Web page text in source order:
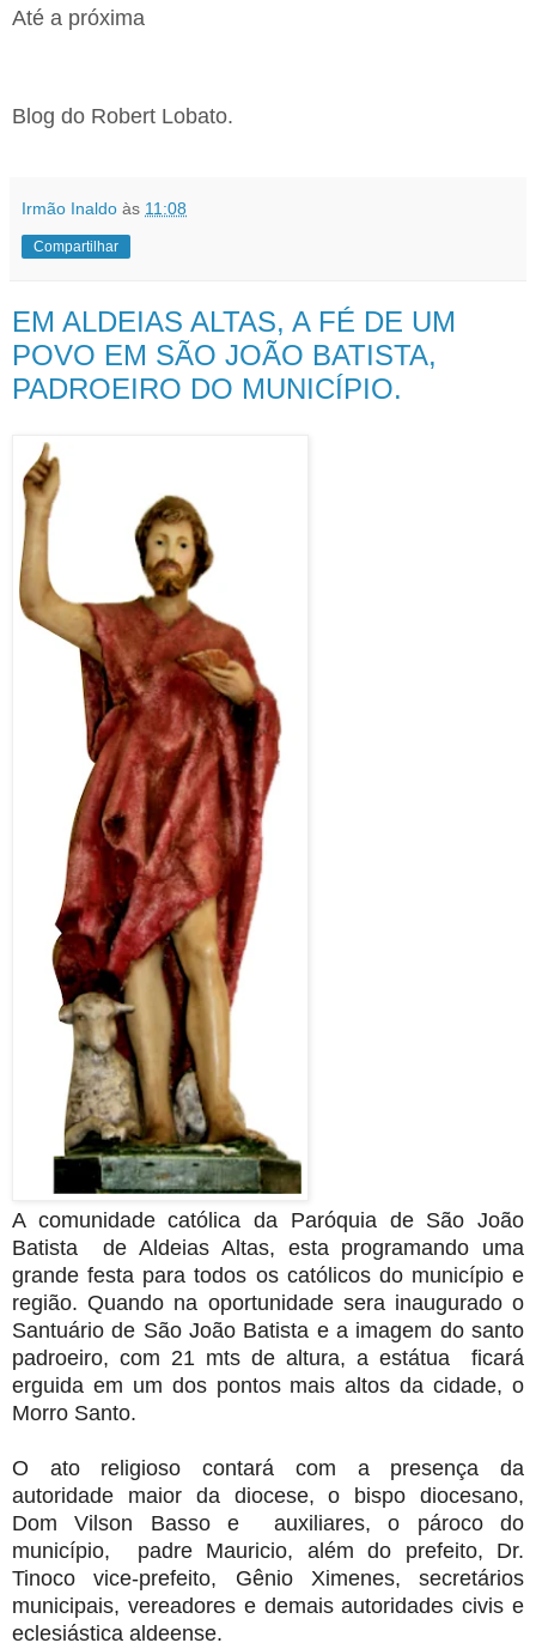
Até a próxima
Blog do Robert Lobato.
Irmão Inaldo às 11:08
Compartilhar
EM ALDEIAS ALTAS, A FÉ DE UM
POVO EM SÃO JOÃO BATISTA,
PADROEIRO DO MUNICÍPIO.
A comunidade católica da Paróquia de São João
Batista de Aldeias Altas, esta programando uma
grande festa para todos os católicos do município e
região. Quando na oportunidade sera inaugurado o
Santuário de São João Batista e a imagem do santo
padroeiro, com 21 mts de altura, a estátua ficará
erguida em um dos pontos mais altos da cidade, o
Morro Santo.
O ato religioso contará com a presença da
autoridade maior da diocese, o bispo diocesano,
Dom Vilson Basso e auxiliares, o pároco do
município, padre Mauricio, além do prefeito, Dr.
Tinoco vice-prefeito, Gênio Ximenes, secretários
municipais, vereadores e demais autoridades civis e
eclesiástica aldeense.